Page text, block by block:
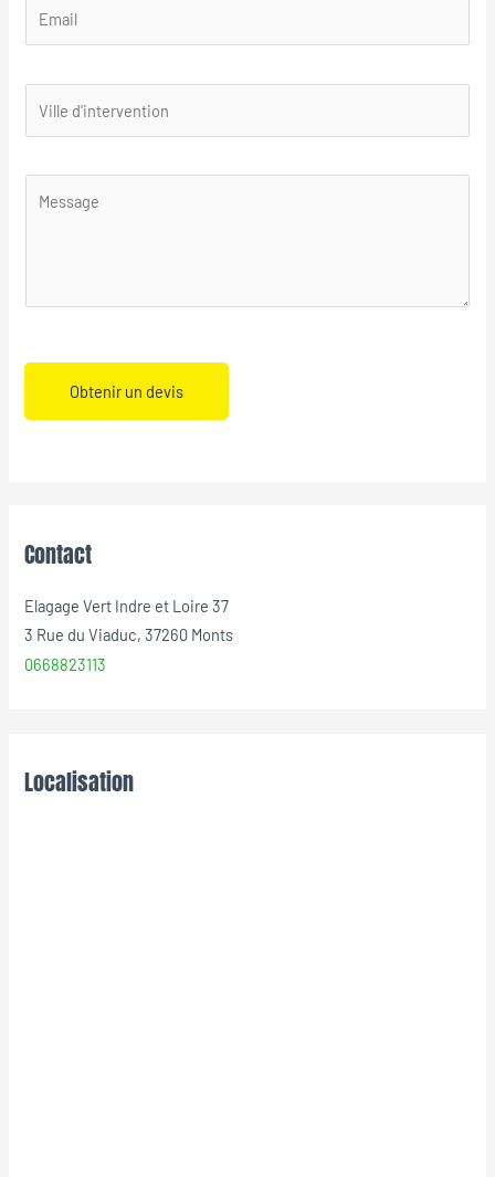
Obtenir un devis
Contact
Elagage Vert Indre et Loire 37
3 Rue du Viaduc, 37260 Monts
0668823113
Localisation